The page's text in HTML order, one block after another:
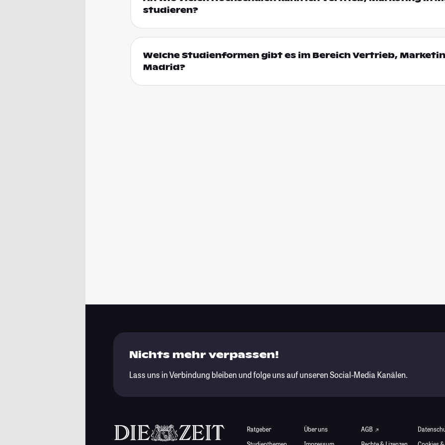
studieren?
Welche Studienformen gibt es im Bereich Vertrieb,
Madrid?
Nichts mehr verpassen!
Lass uns in Verbindung bleiben und folge uns auf unseren Social-Media Kanälen.
Ratgeber
Über uns
AGB